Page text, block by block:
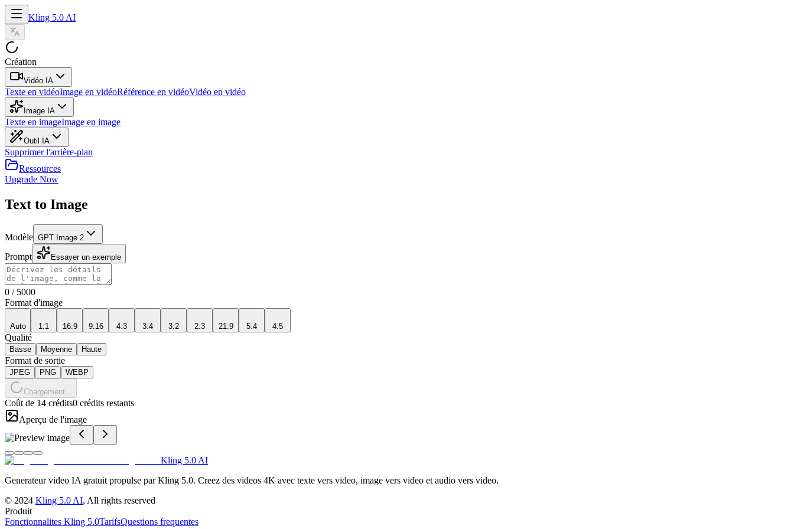
Kling 5.0 AI
Création
Vidéo IA
Texte en vidéoImage en vidéoRéférence en vidéoVidéo en vidéo
Image IA
Texte en imageImage en image
Outil IA
Supprimer l'arrière-plan
Ressources
Upgrade Now
Text to Image
Modèle GPT Image 2
Prompt Essayer un exemple
0 / 5000
Format d'image
Auto 1:1 16:9 9:16 4:3 3:4 3:2 2:3 21:9 5:4 4:5
Qualité
Basse Moyenne Haute
Format de sortie
JPEG PNG WEBP
Chargement...
Coût de 14 crédits0 crédits restants
Aperçu de l'image
Kling 5.0 AI
Generateur video IA gratuit propulse par Kling 5.0. Creez des videos 4K avec texte vers video, image vers video et audio vers video.
© 2024 Kling 5.0 AI, All rights reserved
Produit
Fonctionnalites Kling 5.0TarifsQuestions frequentes